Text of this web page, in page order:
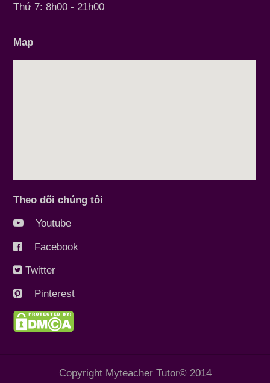
Thứ 7: 8h00 - 21h00
Map
Theo dõi chúng tôi
Youtube
Facebook
Twitter
Pinterest
Copyright Myteacher Tutor© 2014